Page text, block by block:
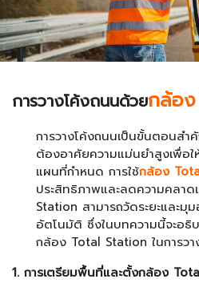
การวางโค้งถนนด้วยกล้อ
การวางโค้งถนนเป็นขั้นตอนส
ต้องอาศัยความแม่นยำสูงเพื่อใ
แผนที่กำหนด การใช้กล้อง
ประสิทธิภาพและลดความคลา
Station สามารถวัดระยะและมุ
อัตโนมัติ ซึ่งในบทความนี้จะอธิ
กล้อง Total Station ในการวา
1. การเตรียมพื้นที่และตั้งกล้อง